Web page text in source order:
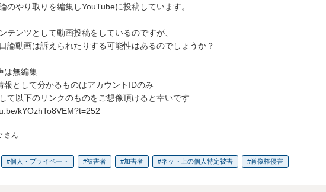
のやり取りを編集しYouTubeに投稿しています。
テンツとして動画投稿をしているのですが、
論動画は訴えられたりする可能性はあるのでしょうか？
は無編集
として分かるものはアカウントIDのみ
て以下のリンクのものをご想像頂けると幸いです
kYOzhTo8VEM?t=252
さん
個人・プライベート 被害者 加害者 ネット上の個人特定被害 肖像権侵害